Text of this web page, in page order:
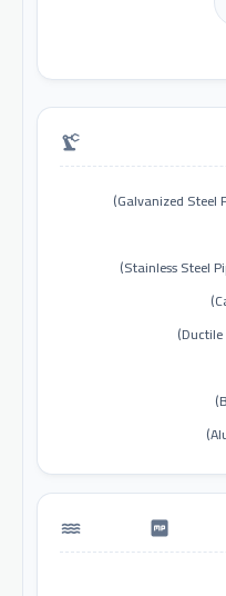
precision_manufacturing
water_pump